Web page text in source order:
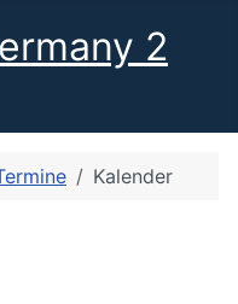
Kalender